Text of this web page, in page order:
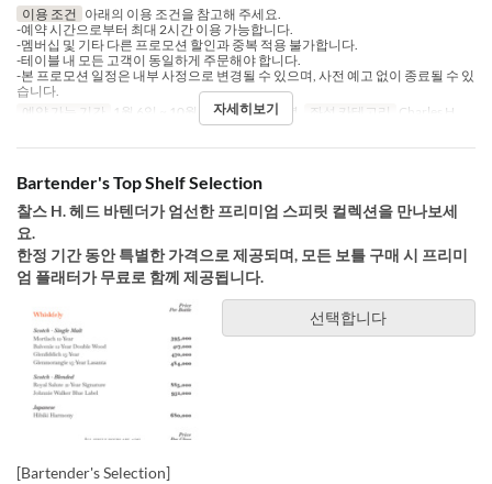
이용 조건
아래의 이용 조건을 참고해 주세요.
-예약 시간으로부터 최대 2시간 이용 가능합니다.
-멤버십 및 기타 다른 프로모션 할인과 중복 적용 불가합니다.
-테이블 내 모든 고객이 동일하게 주문해야 합니다.
-본 프로모션 일정은 내부 사정으로 변경될 수 있으며, 사전 예고 없이 종료될 수 있
습니다.
예약 가능 기간
1월 6일 ~ 10월 31일 식사 저녁 좌석 카테고리 Charles H.
자세히보기
Bartender's Top Shelf Selection
찰스 H. 헤드 바텐더가 엄선한 프리미엄 스피릿 컬렉션을 만나보세
요.
한정 기간 동안 특별한 가격으로 제공되며, 모든 보틀 구매 시 프리미
엄 플래터가 무료로 함께 제공됩니다.
선택합니다
[Bartender's Selection]